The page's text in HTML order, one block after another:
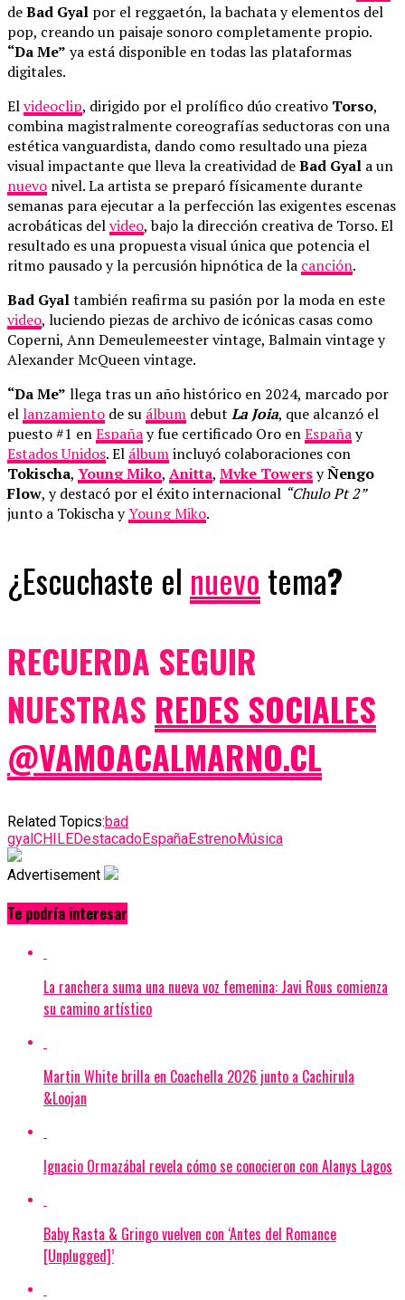
deBad Gyal por el reggaetón, la bachata y elementos del
pop, creando un paisaje sonoro completamente propio.
“Da Me” ya está disponible en todas las plataformas
digitales.
Elvideoclip, dirigido por el prolífico dúo creativo Torso,
combina magistralmente coreografías seductoras con una
estética vanguardista, dando como resultado una pieza
visual impactante que lleva la creatividad deBad Gyal a un
nuevo nivel. La artista se preparó físicamente durante
semanas para ejecutar a la perfección las exigentes escenas
acrobáticas delvideo, bajo la dirección creativa de Torso. El
resultado es una propuesta visual única que potencia el
ritmo pausado y la percusión hipnótica de la canción.
Bad Gyaltambién reafirma su pasión por la moda en este
video, luciendo piezas de archivo de icónicas casas como
Coperni, Ann Demeulemeester vintage, Balmain vintage y
Alexander McQueen vintage.
“Da Me” llega tras un año histórico en 2024, marcado por
ellanzamiento de su álbum debut La Joia, que alcanzó el
puesto #1 enEspañay fue certificado Oro enEspañay
Estados Unidos. El álbumincluyó colaboraciones con
Tokischa, Young Miko, Anitta, Myke TowersyÑengo
Flow, y destacó por el éxito internacional “Chulo Pt 2”
junto a Tokischa yYoung Miko.
¿Escuchaste el nuevo tema?
RECUERDA SEGUIR
NUESTRAS REDES SOCIALES
@VAMOACALMARNO.CL
Related Topics:bad
gyalCHILEDestacadoEspañaEstrenoMúsica
Advertisement
Te podría interesar
La ranchera suma una nueva voz femenina: Javi Rous comienza
su camino artístico
Martin White brilla en Coachella 2026 junto a Cachirula
&Loojan
Ignacio Ormazábal revela cómo se conocieron con Alanys Lagos
Baby Rasta & Gringo vuelven con ‘Antes del Romance
[Unplugged]’